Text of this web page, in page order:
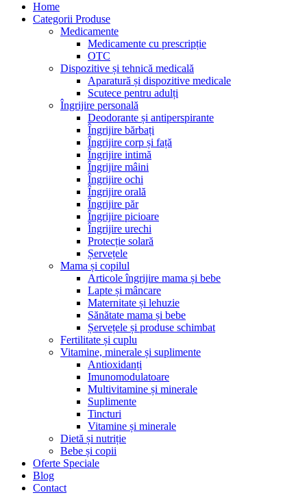
Home
Categorii Produse
Medicamente
Medicamente cu prescripție
OTC
Dispozitive și tehnică medicală
Aparatură și dispozitive medicale
Scutece pentru adulți
Îngrijire personală
Deodorante și antiperspirante
Îngrijire bărbați
Îngrijire corp și față
Îngrijire intimă
Îngrijire mâini
Îngrijire ochi
Îngrijire orală
Îngrijire păr
Îngrijire picioare
Îngrijire urechi
Protecție solară
Șervețele
Mama și copilul
Articole îngrijire mama și bebe
Lapte și mâncare
Maternitate și lehuzie
Sănătate mama și bebe
Șervețele și produse schimbat
Fertilitate și cuplu
Vitamine, minerale și suplimente
Antioxidanți
Imunomodulatoare
Multivitamine și minerale
Suplimente
Tincturi
Vitamine și minerale
Dietă și nutriție
Bebe și copii
Oferte Speciale
Blog
Contact